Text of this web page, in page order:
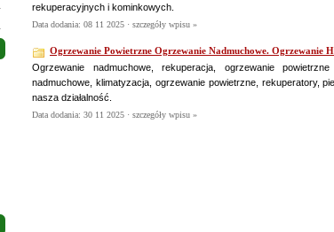
Firma KARSA KLIMA - Klimatyzacja
Gdynia
rekuperacyjnych i kominkowych.
Data dodania: 08 11 2025 · szczegóły wpisu »
Ogrzewanie Powietrzne Ogrzewanie Nadmuchowe. Ogrzewanie
Ogrzewanie nadmuchowe, rekuperacja, ogrzewanie
nadmuchowe, klimatyzacja, ogrzewanie powietrzne, rekuperatory,
nasza działalność.
Data dodania: 30 11 2025 · szczegóły wpisu »